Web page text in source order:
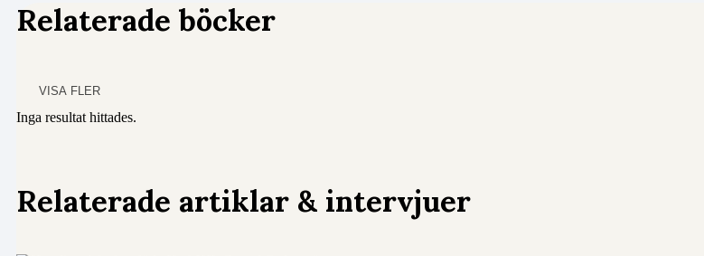
Relaterade böcker
VISA FLER
Inga resultat hittades.
Relaterade artiklar & intervjuer